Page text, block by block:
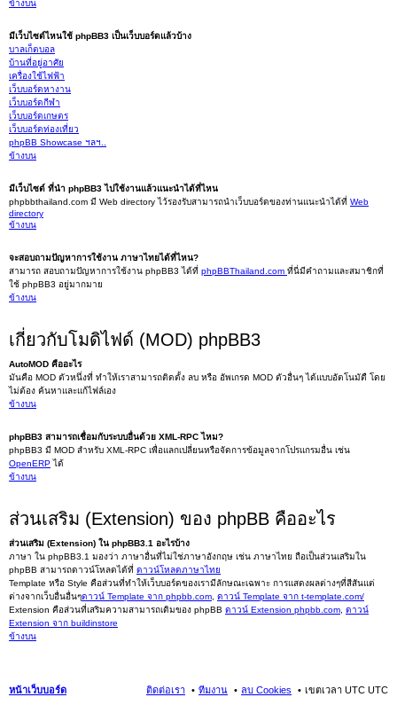
ข้างบน
มีเว็บไซต์ไหนใช้ phpBB3 เป็นเว็บบอร์ดแล้วบ้าง
บาลเก็ตบอล
บ้านที่อยู่อาศัย
เครื่องใช้ไฟฟ้า
เว็บบอร์ดหางาน
เว็บบอร์ดกีฬา
เว็บบอร์ดเกษตร
เว็บบอร์ดท่องเที่ยว
phpBB Showcase ฯลฯ..
ข้างบน
มีเว็บไซต์ ที่นำ phpBB3 ไปใช้งานแล้วแนะนำได้ที่ไหน
phpbbthailand.com มี Web directory ไว้รองรับสามารถนำเว็บบอร์ดของท่านแนะนำได้ที่ Web
directory
ข้างบน
จะสอบถามปัญหาการใช้งาน ภาษาไทยได้ที่ไหน?
สามารถ สอบถามปัญหาการใช้งาน phpBB3 ได้ที่ phpBBThailand.com ที่นี่มีคำถามและสมาชิกที่
ใช้ phpBB3 อยู่มากมาย
ข้างบน
เกี่ยวกับโมดิไฟด์ (MOD) phpBB3
AutoMOD คืออะไร
มันคือ MOD ตัวหนึ่งที่ ทำให้เราสามารถติดตั้ง ลบ หรือ อัพเกรด MOD ตัวอื่นๆ ได้แบบอัตโนมัตื โดย
ไม่ต้อง ค้นหาและแก้ไฟล์เอง
ข้างบน
phpBB3 สามารถเชื่อมกับระบบอื่นด้วย XML-RPC ไหม?
phpBB3 มี MOD สำหรับ XML-RPC เพื่อแลกเปลี่ยนหรือจัดการข้อมูลจากโปรแกรมอื่น เช่น
OpenERPได้
ข้างบน
ส่วนเสริม (Extension) ของ phpBB คืออะไร
ส่วนเสริม (Extension) ใน phpBB3.1 อะไรบ้าง
ภาษา ใน phpBB3.1 มองว่า ภาษาอื่นที่ไม่ใช่ภาษาอังกฤษ เช่น ภาษาไทย ถือเป็นส่วนเสริมใน
phpBB สามารถดาวน์โหลดได้ที่ ดาวน์โหลดภาษาไทย
Template หรือ Style คือส่วนที่ทำให้เว็บบอร์ดของเรามีลักษณะเฉพาะ การแสดงผลต่างๆที่สีสันแต่
ต่างจากเว็บอื่นอื่นๆดาวน์ Template จาก phpbb.com ดาวน์ Template จาก t-template.com/
Extension คือส่วนที่เสริมความสามารถเดิมของ phpBB ดาวน์ Extension phpbb.com ดาวน์
Extension จาก buildinstore
ข้างบน
หน้าเว็บบอร์ด เขตเวลา UTC UTC
ลบ Cookies
ทีมงาน
ติดต่อเรา